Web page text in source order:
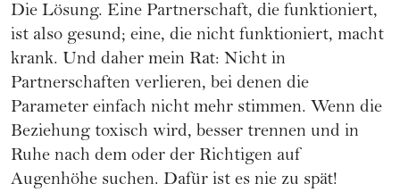
Die Lösung. Eine Partnerschaft, die funktioniert,
ist also gesund; eine, die nicht funktioniert, macht
krank. Und daher mein Rat: Nicht in
Partnerschaften verlieren, bei denen die
Parameter einfach nicht mehr stimmen. Wenn die
Beziehung toxisch wird, besser trennen und in
Ruhe nach dem oder der Richtigen auf
Augenhöhe suchen. Dafür ist es nie zu spät!